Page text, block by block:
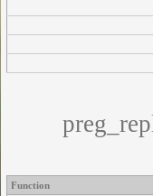
Function